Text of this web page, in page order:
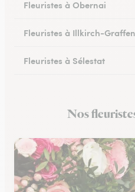
Fleuristes à Obernai
Fleuristes à Illkirch-
Fleuristes à Sélestat
Fleuristes à Lingolsheim
Nos